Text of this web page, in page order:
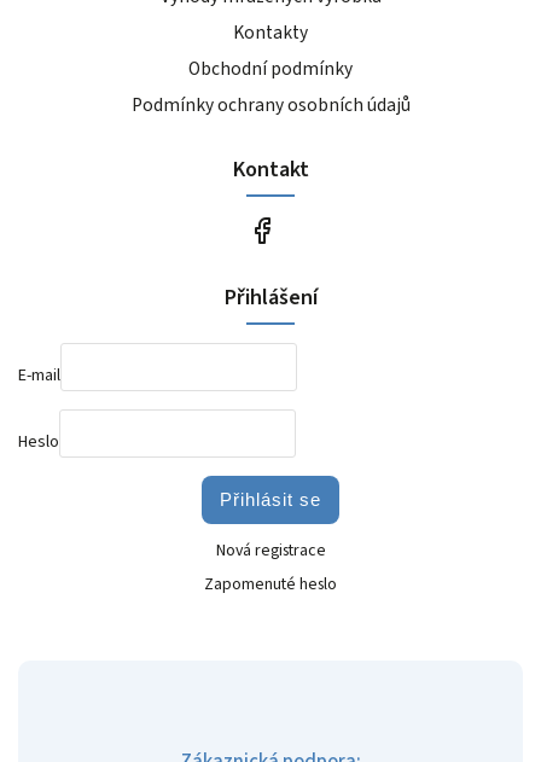
Kontakty
Obchodní podmínky
Podmínky ochrany osobních údajů
Kontakt
Přihlášení
E-mail
Heslo
Přihlásit se
Nová registrace
Zapomenuté heslo